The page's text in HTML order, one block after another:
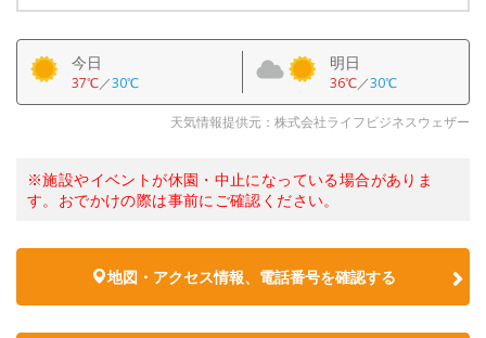
今日
37℃／30℃
明日
36℃／30℃
天気情報提供元：株式会社ライフビジネスウェザー
※施設やイベントが休園・中止になっている場合がありま
す。おでかけの際は事前にご確認ください。
地図・アクセス情報、電話番号を確認する